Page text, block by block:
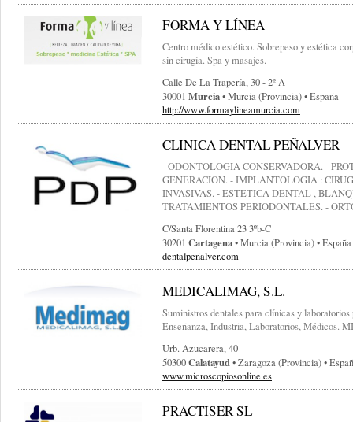
FORMA Y LÍNEA
Centro médico estético. Sobrepeso y estética
sin cirugía. Spa y masajes.
Calle De La Trapería, 30 - 2º A
30001 Murcia• Murcia (provincia) • España
http://www.formaylineamurcia.com
CLINICA DENTAL PEÑALVER
- ODONTOLOGIA CONSERVADORA. -
GENERACION. - IMPLANTOLOGIA :
INVASIVAS. - ESTETICA DENTAL ,
TRATAMIENTOS PERIODONTALES. -
C/santa Florentina 23 3ºb-C
30201 Cartagena• Murcia (provincia) • España
dentalpeñalver.com
MEDICALIMAG, S.L.
Suministros dentales para clínicas y
Enseñanza, Industria, Laboratorios, Médicos.
Urb. Azucarera, 40
50300Calatayud• Zaragoza (provincia) •
www.microscopiosonline.es
PRACTISER SL